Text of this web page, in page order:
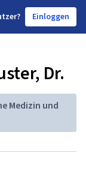
Einloggen
Dr.
Medizin und